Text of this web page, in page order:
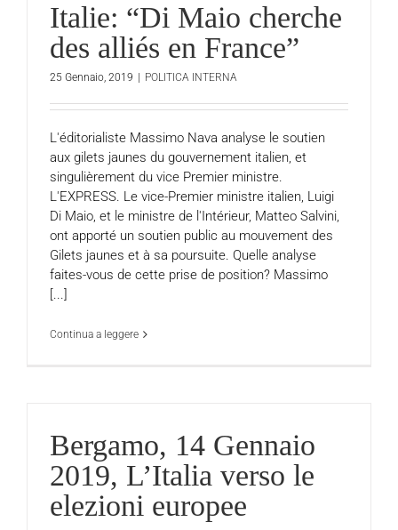
Italie: “Di Maio cherche
des alliés en France”
25 Gennaio, 2019 | POLITICA INTERNA
L'éditorialiste Massimo Nava analyse le soutien
aux gilets jaunes du gouvernement italien, et
singulièrement du vice Premier ministre.
L'EXPRESS. Le vice-Premier ministre italien, Luigi
Di Maio, et le ministre de l'Intérieur, Matteo Salvini,
ont apporté un soutien public au mouvement des
Gilets jaunes et à sa poursuite. Quelle analyse
faites-vous de cette prise de position? Massimo
[...]
Continua a leggere
Bergamo, 14 Gennaio
2019, L’Italia verso le
elezioni europee